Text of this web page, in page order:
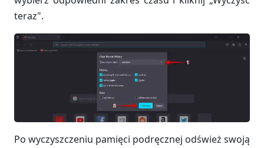
teraz".
Po wyczyszczeniu pamięci podręcznej odśwież swoją